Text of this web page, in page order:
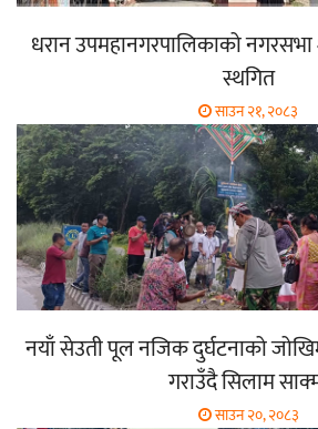
धरान उपमहानगरपालिकाको
स्थगित
साउन २१, २०८३
नयाँ सेउती पूल नजिक दुर्घटनाको
गराउँदै सिलाम
साउन २०, २०८३